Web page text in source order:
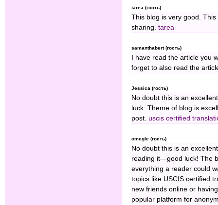
tarea (гость)
This blog is very good.
sharing. tarea
samanthabert (гость)
I have read the article you
forget to also read the
Jessica (гость)
No doubt this is an
luck. Theme of blog is
post. uscis certified
omegle (гость)
No doubt this is an
reading it—good luck! The
everything a reader could
topics like USCIS certified
new friends online or
popular platform for